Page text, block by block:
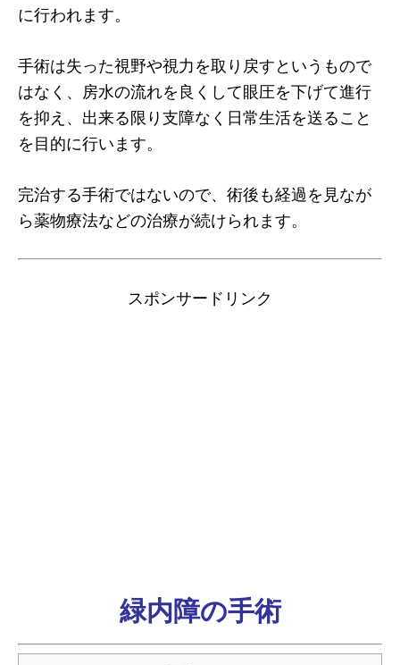
に行われます。
手術は失った視野や視力を取り戻すというもので
はなく、房水の流れを良くして眼圧を下げて進行
を抑え、出来る限り支障なく日常生活を送ること
を目的に行います。
完治する手術ではないので、術後も経過を見なが
ら薬物療法などの治療が続けられます。
スポンサードリンク
緑内障の手術